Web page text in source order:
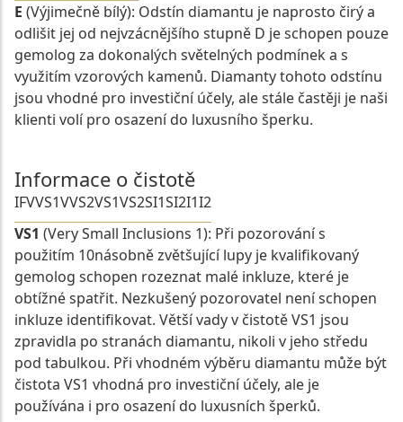
E (Výjimečně bílý): Odstín diamantu je naprosto čirý a
odlišit jej od nejvzácnějšího stupně D je schopen pouze
gemolog za dokonalých světelných podmínek a s
využitím vzorových kamenů. Diamanty tohoto odstínu
jsou vhodné pro investiční účely, ale stále častěji je naši
klienti volí pro osazení do luxusního šperku.
Informace o čistotě
IFVVS1VVS2VS1VS2SI1SI2I1I2
VS1 (Very Small Inclusions 1): Při pozorování s
použitím 10násobně zvětšující lupy je kvalifikovaný
gemolog schopen rozeznat malé inkluze, které je
obtížné spatřit. Nezkušený pozorovatel není schopen
inkluze identifikovat. Větší vady v čistotě VS1 jsou
zpravidla po stranách diamantu, nikoli v jeho středu
pod tabulkou. Při vhodném výběru diamantu může být
čistota VS1 vhodná pro investiční účely, ale je
používána i pro osazení do luxusních šperků.